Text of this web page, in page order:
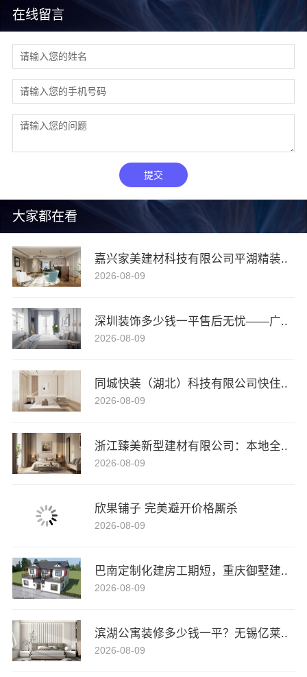
大家都在看
嘉兴家美建材科技有限公司平湖精装..
2026-08-09
深圳装饰多少钱一平售后无忧——广..
2026-08-09
同城快装（湖北）科技有限公司快住..
2026-08-09
浙江臻美新型建材有限公司：本地全..
2026-08-09
欣果铺子 完美避开价格厮杀
2026-08-09
巴南定制化建房工期短，重庆御墅建..
2026-08-09
滨湖公寓装修多少钱一平？无锡亿莱..
2026-08-09
在线留言
提交